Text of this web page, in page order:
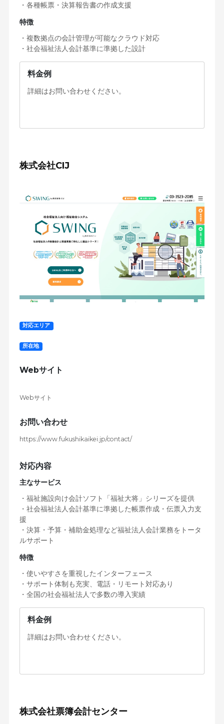
・各種帳票・決算報告書の作成支援
特徴
・複数拠点の会計管理が可能なクラウド対応
・社会福祉法人会計基準に準拠した設計
料金例
詳細はお問い合わせください。
株式会社CIJ
対応エリア
所在地
Webサイト
Webサイト
お問い合わせ
https://www.fukushikaikei.jp/contact/
対応内容
主なサービス
・福祉施設向け会計ソフト「福祉大将」シリーズを提供
・社会福祉法人会計基準に準拠した帳票作成・伝票入力支
援
・決算・予算・補助金処理など福祉法人会計業務をトータ
ルサポート
特徴
・使いやすさを重視したインターフェース
・サポート体制も充実、電話・リモート対応あり
・全国の社会福祉法人で多数の導入実績
料金例
詳細はお問い合わせください。
株式会社票簿会計センター